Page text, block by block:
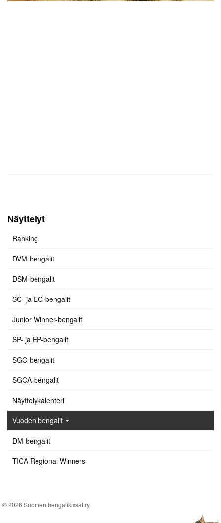
Näyttelyt
Ranking
DVM-bengalit
DSM-bengalit
SC- ja EC-bengalit
Junior Winner-bengalit
SP- ja EP-bengalit
SGC-bengalit
SGCA-bengalit
Näyttelykalenteri
Vuoden bengalit
DM-bengalit
TICA Regional Winners
© 2026 Suomen bengalikissat ry